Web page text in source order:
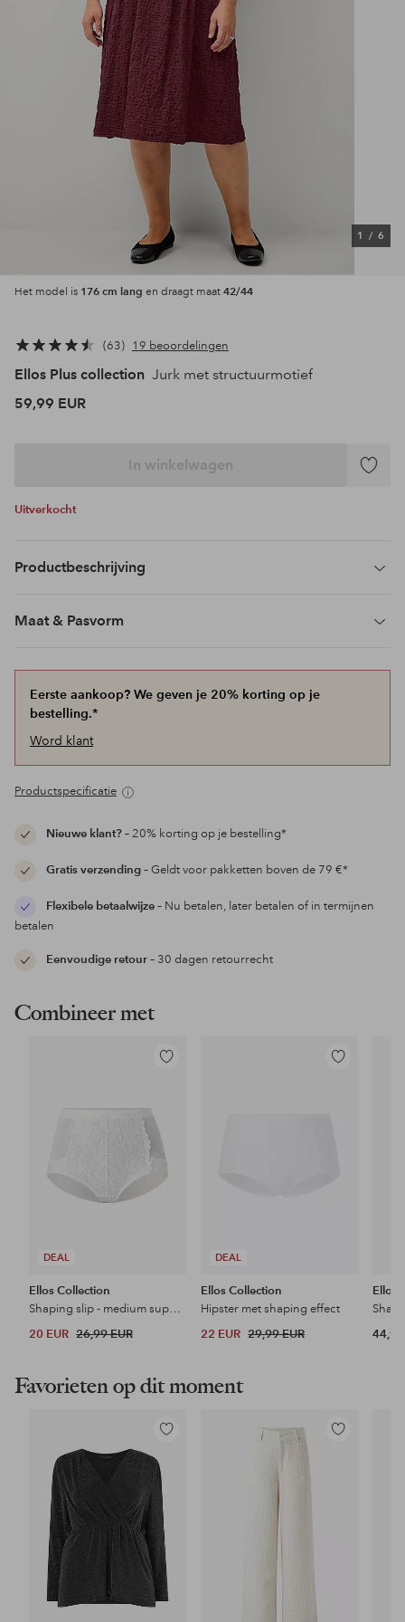
1 / 6
Het model is 176 cm lang en draagt maat 42/44
63 19 beoordelingen
Ellos Plus collection Jurk met structuurmotief
59,99 EUR
In winkelwagen
Uitverkocht
Productbeschrijving
Maat & Pasvorm
Eerste aankoop? We geven je 20% korting op je
bestelling.*
Word klant
Productspecificatie
Nieuwe klant?– 20% korting op je bestelling*
Gratis verzending– Geldt voor pakketten boven de 79 €*
Flexibele betaalwijze– Nu betalen, later betalen of in termijnen
betalen
Eenvoudige retour– 30 dagen retourrecht
Combineer met
DEAL
Toevoegen
Ellos Collection
Shaping slip - medium support
20 EUR 26,99 EUR
DEAL
Toevoegen
Ellos Collection
Hipster met shaping effect
22 EUR 29,99 EUR
Ellos
44,99
Favorieten op dit moment
Toevoegen
aan
favorieten
Toevoegen